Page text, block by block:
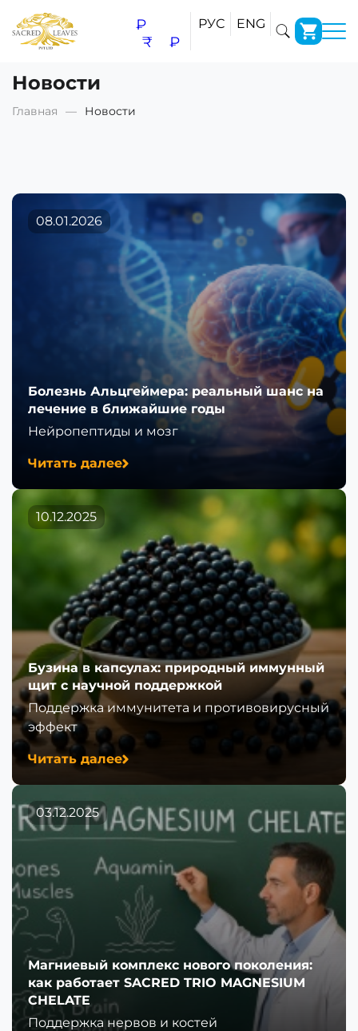
₽
₹
₽
РУС ENG
Новости
Главная Новости
08.01.2026
Болезнь Альцгеймера: реальный шанс на
лечение в ближайшие годы
Нейропептиды и мозг
Читать далее
10.12.2025
Бузина в капсулах: природный иммунный
щит с научной поддержкой
Поддержка иммунитета и противовирусный
эффект
Читать далее
03.12.2025
Магниевый комплекс нового поколения:
как работает SACRED TRIO MAGNESIUM
CHELATE
Поддержка нервов и костей